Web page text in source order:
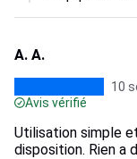
A. A.
10
Avis vérifié
Utilisation simple
disposition. Rien a